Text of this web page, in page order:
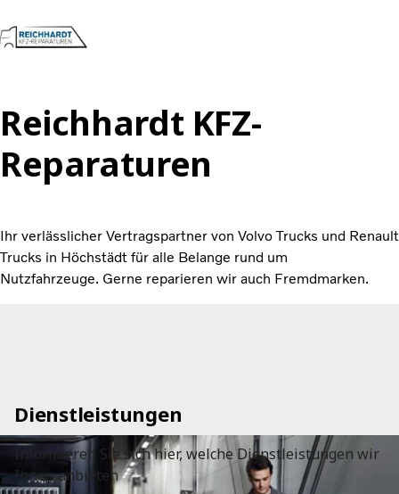
Volvo Trucks
Dienstleistungen
Kontakt
Toll Collect
Karriere
Reichhardt KFZ-
Reparaturen
Ihr verlässlicher Vertragspartner von Volvo Trucks und Renault
Trucks in Höchstädt für alle Belange rund um
Nutzfahrzeuge. Gerne reparieren wir auch Fremdmarken.
Dienstleistungen
Informieren Sie sich hier, welche Dienstleistungen wir
Ihnen anbieten